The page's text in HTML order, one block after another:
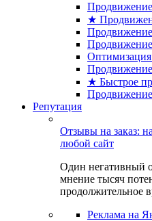
★
Продвижение
Продвижение
Оптимизация
★ Быстрое
Продвижение
Репутация
Отзывы на заказ:
любой сайт
Один негативный
мнение тысяч
продолжительное
Реклама на